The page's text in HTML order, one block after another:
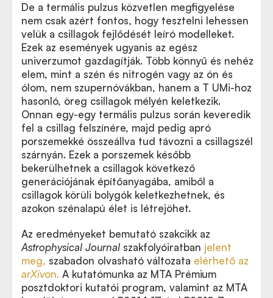
De a termális pulzus közvetlen megfigyelése
nem csak azért fontos, hogy tesztelni lehessen
velük a csillagok fejlődését leíró modelleket.
Ezek az események ugyanis az egész
univerzumot gazdagítják. Több könnyű és nehéz
elem, mint a szén és nitrogén vagy az ón és
ólom, nem szupernóvákban, hanem a T UMi-hoz
hasonló, öreg csillagok mélyén keletkezik.
Onnan egy-egy termális pulzus során keveredik
fel a csillag felszínére, majd pedig apró
porszemekké összeállva tud távozni a csillagszél
szárnyán. Ezek a porszemek később
bekerülhetnek a csillagok következő
generációjának építőanyagába, amiből a
csillagok körüli bolygók keletkezhetnek, és
azokon szénalapú élet is létrejöhet.
Az eredményeket bemutató szakcikk az
Astrophysical Journal szakfolyóiratban jelent
meg, szabadon olvasható változata elérhető az
arXivon. A kutatómunka az MTA Prémium
posztdoktori kutatói program, valamint az MTA